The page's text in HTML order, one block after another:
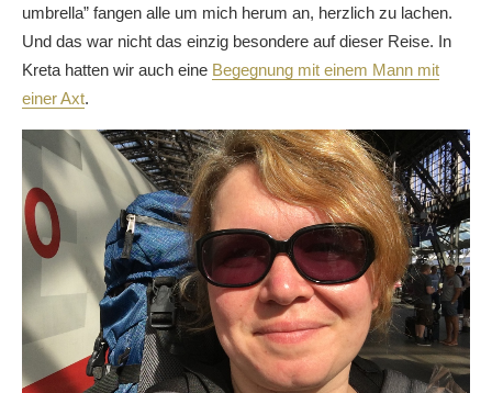
umbrella” fangen alle um mich herum an, herzlich zu lachen.
Und das war nicht das einzig besondere auf dieser Reise. In
Kreta hatten wir auch eine Begegnung mit einem Mann mit
einer Axt.